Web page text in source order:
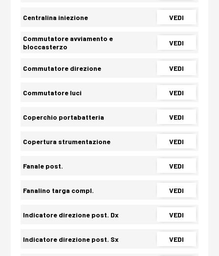
Centralina iniezione VEDI
Commutatore avviamento e
bloccasterzo
VEDI
Commutatore direzione VEDI
Commutatore luci VEDI
Coperchio portabatteria VEDI
Copertura strumentazione VEDI
Fanale post. VEDI
Fanalino targa compl. VEDI
Indicatore direzione post. Dx VEDI
Indicatore direzione post. Sx VEDI